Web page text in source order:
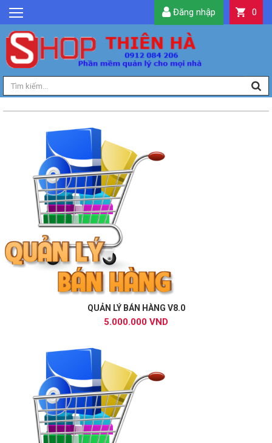
GIỚI THIỆU
TIN TỨC
SẢN PHẨM
DỊCH VỤ
QUẢN LÝ
0
Đăng nhập
QUẢN LÝ BÁN HÀNG V8.0
5.000.000 VND